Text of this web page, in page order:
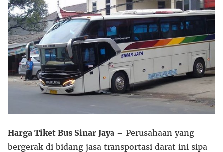
Harga Tiket Bus Sinar Jaya – Perusahaan yang
bergerak di bidang jasa transportasi darat ini sipa